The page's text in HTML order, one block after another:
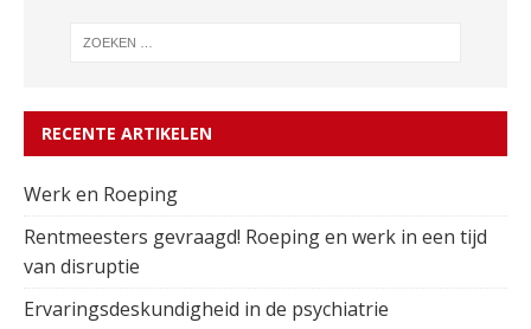
RECENTE ARTIKELEN
Werk en Roeping
Rentmeesters gevraagd! Roeping en werk in een tijd
van disruptie
Ervaringsdeskundigheid in de psychiatrie